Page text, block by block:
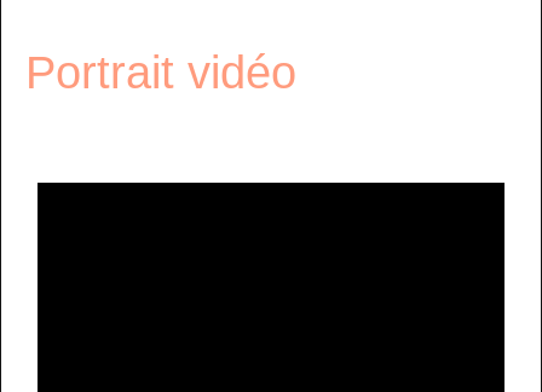
Portrait vidéo